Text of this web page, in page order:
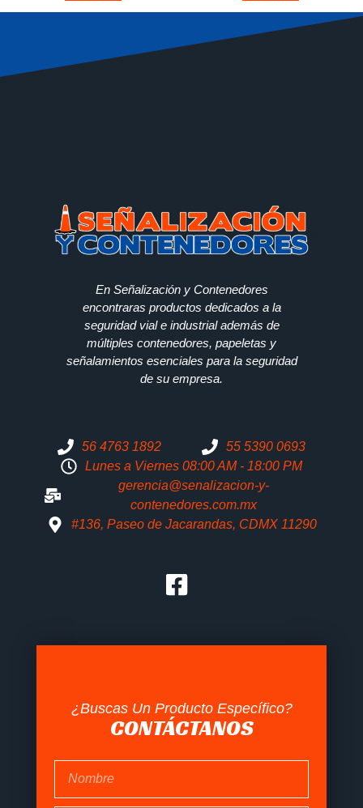
En Señalización y Contenedores
encontraras productos dedicados a la
seguridad vial e industrial además de
múltiples contenedores, papeletas y
señalamientos esenciales para la seguridad
de su empresa.
56 4763 1892
55 5390 0693
Lunes a Viernes 08:00 AM - 18:00 PM
gerencia@senalizacion-y-
contenedores.com.mx
#136, Paseo de Jacarandas, CDMX 11290
¿Buscas Un Producto Específico?
CONTÁCTANOS